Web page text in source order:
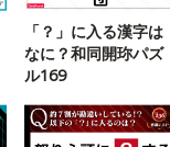
「？」に入る漢字は
なに？和同開珎パズ
ル169